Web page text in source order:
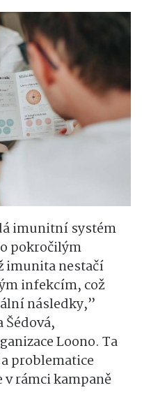
imunitní systém
pokročilým
imunita nestačí
infekcím, což
následky,”
Loono. Ta
problematice
rámci kampaně